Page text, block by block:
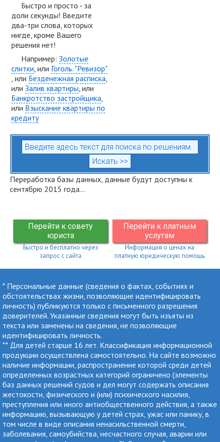
Быстро и просто - за
доли секунды! Введите
два-три слова, которых
нигде, кроме Вашего
решения нет!
Например: Золотые
слитки, или Гоголь. "Ревизор"
, или Безденежная расписка,
или Залив квартиры, или
Банкротство застройщика,
или Взыскание квартиры по
кредиту
Переработка базы данных, данные будут доступны к
сентябрю 2015 года...
Перейти к совету
юриста
Перейти к платным
услугам
Быстро и бесплатно через
запрос с сайта
Информация о ценах на
платную юридическую помощь
* Персональные данные (сведения о фактах, событиях и
обстоятельствах жизни, позволяющие идентифицировать
личность) публикуются только с письменного разрешения
доверителей. Указанные сведения могут быть изъяты из
текста или заменены на сведения, не позволяющие
идентифицировать личность.
** Для детей старше 16 лет. Классификация информационной
продукции осуществлена самостоятельно. На сайте возможно
наличие информации, распространение которой среди детей
определенных возрастных категорий ограничено (элементы
баз данных решений судов и дел могут содержать описания
жестокости, физического и (или) психического насилия,
преступления или иного антиобщественного действия, а также
информацию, вызывающую у детей страх, ужас или панику, в
том числе в виде описания ненасильственной смерти,
заболевания, самоубийства, несчастного случая, аварии или